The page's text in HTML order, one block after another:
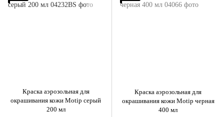
Краска аэрозольная для
окрашивания кожи Motip серый
200 мл
Краска аэрозольная для
окрашивания кожи Motip черная
400 мл